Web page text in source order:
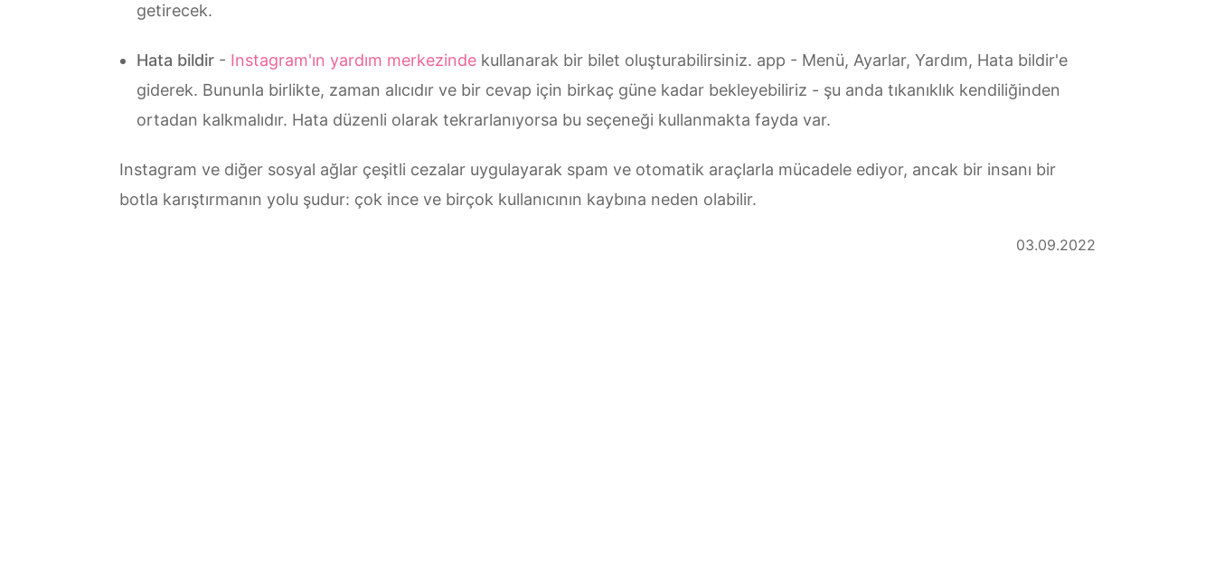
getirecek.
Hata bildir - Instagram'ın yardım merkezinde kullanarak bir bilet oluşturabilirsiniz. app - Menü, Ayarlar, Yardım, Hata bildir'e
giderek. Bununla birlikte, zaman alıcıdır ve bir cevap için birkaç güne kadar bekleyebiliriz - şu anda tıkanıklık kendiliğinden
ortadan kalkmalıdır. Hata düzenli olarak tekrarlanıyorsa bu seçeneği kullanmakta fayda var.
Instagram ve diğer sosyal ağlar çeşitli cezalar uygulayarak spam ve otomatik araçlarla mücadele ediyor, ancak bir insanı bir
botla karıştırmanın yolu şudur: çok ince ve birçok kullanıcının kaybına neden olabilir.
03.09.2022